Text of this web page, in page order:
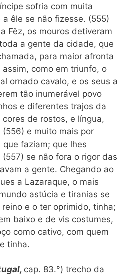
sofria com muita
a êle se não fizesse. (555)
Fêz, os mouros detiveram
a gente da cidade, que
para maior afronta
como em triunfo, o
ornado cavalo, e os seus a
tão inumerável povo
e diferentes trajos da
cores de rostos, e língua,
e muito mais por
faziam; que lhes
se não fora o rigor das
a gente. Chegando ao
a Lazaraque, o mais
astúcia e tiranias se
e o ter oprimido, tinha;
baixo e de vis costumes,
como cativo, com quem
tinha.
cap. 83.°) trecho da